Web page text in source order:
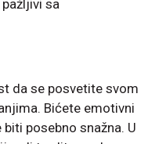
sa
da se posvetite svom
Bićete emotivni
posebno snažna. U